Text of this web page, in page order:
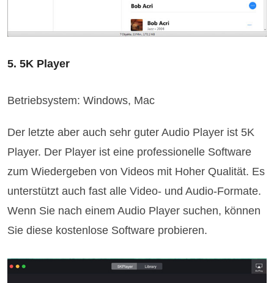
5. 5K Player
Betriebsystem: Windows, Mac
Der letzte aber auch sehr guter Audio Player ist 5K
Player. Der Player ist eine professionelle Software
zum Wiedergeben von Videos mit Hoher Qualität. Es
unterstützt auch fast alle Video- und Audio-Formate.
Wenn Sie nach einem Audio Player suchen, können
Sie diese kostenlose Software probieren.